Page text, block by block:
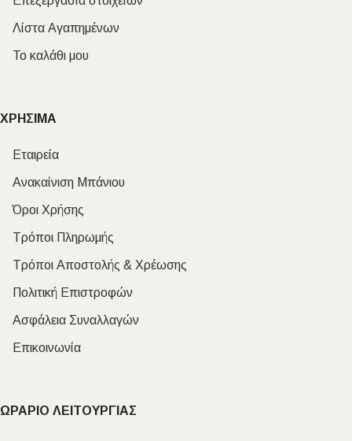
Λίστα Αγαπημένων
Το καλάθι μου
ΧΡΗΣΙΜΑ
Εταιρεία
Ανακαίνιση Μπάνιου
Όροι Χρήσης
Τρόποι Πληρωμής
Τρόποι Αποστολής & Χρέωσης
Πολιτική Επιστροφών
Ασφάλεια Συναλλαγών
Επικοινωνία
ΩΡΑΡΙΟ ΛΕΙΤΟΥΡΓΙΑΣ